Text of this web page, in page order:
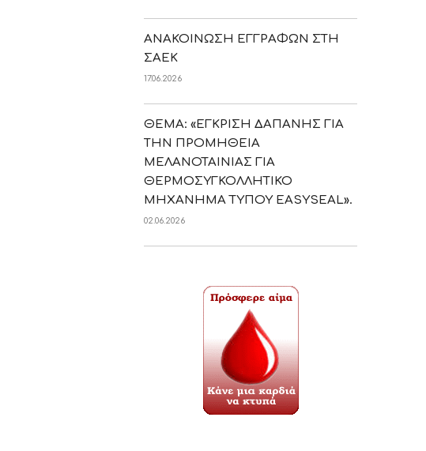
ΑΝΑΚΟΙΝΩΣΗ ΕΓΓΡΑΦΩΝ ΣΤΗ
ΣΑΕΚ
17.06.2026
ΘΕΜΑ: «ΕΓΚΡΙΣΗ ΔΑΠΑΝΗΣ ΓΙΑ
ΤΗΝ ΠΡΟΜΗΘΕΙΑ
ΜΕΛΑΝΟΤΑΙΝΙΑΣ ΓΙΑ
ΘΕΡΜΟΣΥΓΚΟΛΛΗΤΙΚΟ
ΜΗΧΑΝΗΜΑ ΤΥΠΟΥ EASYSEAL».
02.06.2026